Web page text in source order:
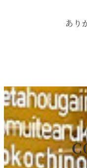
あり